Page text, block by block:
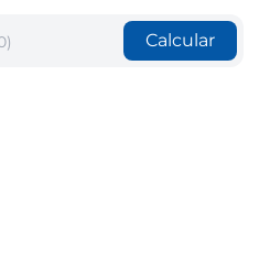
Calcular